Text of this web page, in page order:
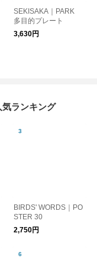
SEKISAKA｜PARK
多目的プレート
3,630円
ランキング
BIRDS' WORDS｜PO
STER 30
2,750円